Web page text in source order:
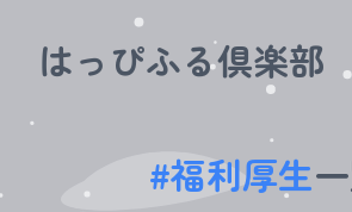
はっぴふる倶楽部
#福利厚生